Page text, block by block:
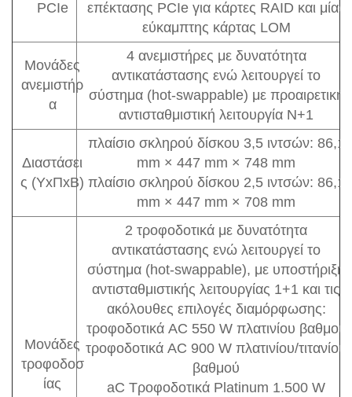
PCIe
επέκτασης PCIe για κάρτες RAID και μίας
εύκαμπτης κάρτας LOM
Μονάδες
ανεμιστήρ
α
4 ανεμιστήρες με δυνατότητα
αντικατάστασης ενώ λειτουργεί το
σύστημα (hot-swappable) με προαιρετική
αντισταθμιστική λειτουργία N+1
Διαστάσει
ς (ΥxΠxΒ)
πλαίσιο σκληρού δίσκου 3,5 ιντσών: 86,1
mm × 447 mm × 748 mm
πλαίσιο σκληρού δίσκου 2,5 ιντσών: 86,1
mm × 447 mm × 708 mm
Μονάδες
τροφοδοσ
ίας
2 τροφοδοτικά με δυνατότητα
αντικατάστασης ενώ λειτουργεί το
σύστημα (hot-swappable), με υποστήριξη
αντισταθμιστικής λειτουργίας 1+1 και τις
ακόλουθες επιλογές διαμόρφωσης:
τροφοδοτικά AC 550 W πλατινίου βαθμού
τροφοδοτικά AC 900 W πλατινίου/τιτανίου
βαθμού
aC Τροφοδοτικά Platinum 1.500 W